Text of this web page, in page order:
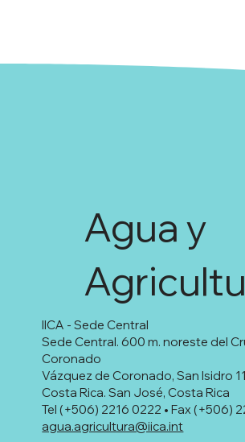
IICA - Sede Central
Sede Central. 600 m. noreste del
Coronado
Vázquez de Coronado, San Isidro
Costa Rica. San José, Costa Rica
Tel (+506) 2216 0222 • Fax (+506)
agua.agricultura@iica.int
Agua y